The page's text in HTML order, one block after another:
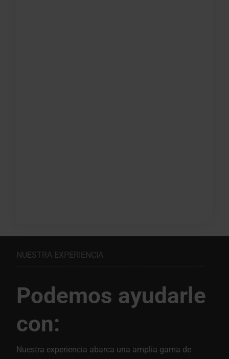
NUESTRA EXPERIENCIA
Podemos ayudarle
con:
Nuestra experiencia abarca una amplia gama de